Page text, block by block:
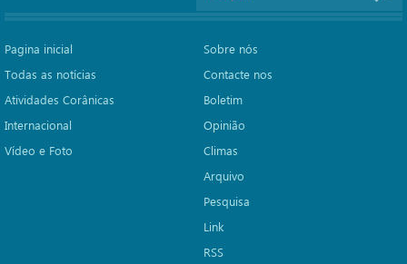
Pagina inicial
Todas as notícias
Atividades Corânicas
Internacional
Vídeo e Foto
Sobre nós
Contacte nos
Boletim
Opinião
Climas
Arquivo
Pesquisa
Link
RSS